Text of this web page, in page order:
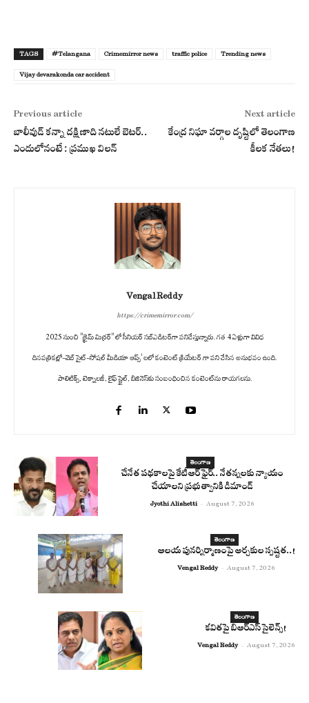
TAGS #Telangana Crimemirror news traffic police Trending news
Vijay devarakonda car accident
Previous article
బాలీవుడ్ కన్నా దక్షిణాది నటులే బెటర్..
ఎందులోనంటే : ప్రముఖ విలన్
Next article
కేంద్ర నిఘా వర్గాల దృష్టిలో తెలంగాణ
కీలక నేతలు!
Vengal Reddy
https://crimemirror.com/
2025 నుంచి "క్రైమ్ మిర్రర్" లో సీనియర్ సబ్‌ఎడిటర్‌గా పనిచేస్తున్నారు. గత 4 ఏళ్లుగా వివిధ
దినపత్రికల్లో-వెబ్ సైట్-సోషల్ మీడియా ఆప్స్' లలో కంటెంట్ క్రియేటర్ గా పని చేసిన అనుభవం ఉంది.
పాలిటిక్స్‌, టెక్నాలజీ, లైఫ్‌ స్టైల్‌, బిజినెస్‌కు సంబంధించిన కంటెంట్‌ను రాయగలను.
తెలంగాణ
చేనేత పథకాలపై కేటీఆర్ ఫైర్.. నేతన్నలకు న్యాయం
చేయాలని ప్రభుత్వానికి డిమాండ్
Jyothi Alishetti - August 7, 2026
తెలంగాణ
ఆలయ పునర్నిర్మాణంపై అర్చకుల స్పష్టత..!
Vengal Reddy - August 7, 2026
తెలంగాణ
కవితపై బిఆర్ఎస్ సైలెన్స్!
Vengal Reddy - August 7, 2026